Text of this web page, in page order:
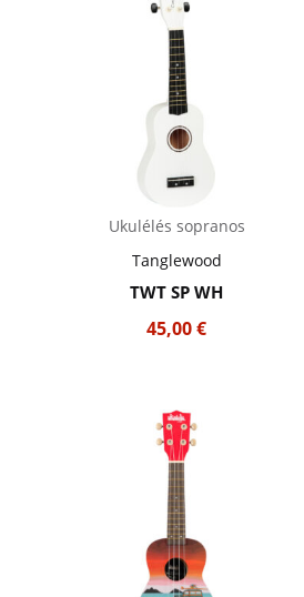
Ukulélés sopranos
Tanglewood
TWT SP WH
45,00€